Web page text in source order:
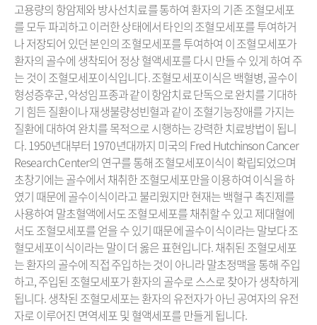
고용량의 항암제와 방사선치료를 통하여 환자의 기존 조혈모세포
를 모두 파괴하고 이러한 상태에서 타인의 조혈모세포를 투여하거
나 저장되어 있던 본인의 조혈모세포를 투여하여 이 조혈모세포가
환자의 골수에 생착되어 정상 혈액세포를 다시 만들 수 있게 하여 주
는 것이 조혈모세포이식입니다. 조혈모세포이식은 백혈병, 골수이
형성증후군, 악성임프종과 같이 항암치료 단독으로 완치를 기대하
기 힘든 질환이나 재생불량성빈혈과 같이 조혈기능장애를 가지는
질환에 대하여 완치를 목적으로 시행하는 강력한 치료방법이 됩니
다. 1950년대부터 1970년대까지 미국의 Fred Hutchinson Cancer
Research Center의 연구를 통해 조혈모세포이식이 확립되었으며
초창기에는 골수에서 채취한 조혈모세포만을 이용하여 이식을 하
였기 때문에 골수이식이라고 불리웠지만 현재는 백혈구 촉진제를
사용하여 말초혈액에서도 조혈모세포를 채취할 수 있고 제대혈에
서도 조혈모세포를 얻을 수 있기 때문에 골수이식이라는 말보다 조
혈모세포이식이라는 말이 더 옳은 표현입니다. 채취된 조혈모세포
는 환자의 골수에 직접 주입하는 것이 아니라 말초정맥을 통해 주입
하고, 주입된 조혈모세포가 환자의 골수로 스스로 찾아가 생착하게
됩니다. 생착된 조혈모세포는 환자의 유전자가 아닌 공여자의 유전
자로 이루어진 면역세포 및 혈액세포를 만들게 됩니다.